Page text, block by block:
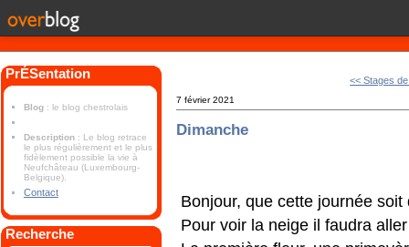
PrÉSentation
Blog : le blog chestrolais
Description : Le blog retrace
le plus régulièrement et le plus
fidèlement possible la vie à
Neufchâteau (Luxembourg-
Belgique).
Contact
Recherche
<< Stages
7 février 2021
Dimanche
Bonjour, que cette journée soit
Pour voir la neige il faudra